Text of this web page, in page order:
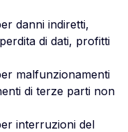
danni indiretti,
di dati, profitti
malfunzionamenti
di terze parti non
interruzioni del